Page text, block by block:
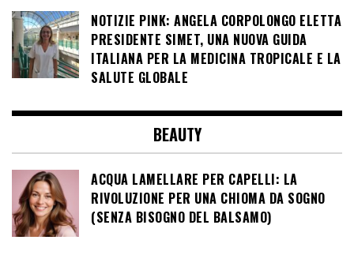
NOTIZIE PINK: ANGELA CORPOLONGO ELETTA
PRESIDENTE SIMET, UNA NUOVA GUIDA
ITALIANA PER LA MEDICINA TROPICALE E LA
SALUTE GLOBALE
BEAUTY
ACQUA LAMELLARE PER CAPELLI: LA
RIVOLUZIONE PER UNA CHIOMA DA SOGNO
(SENZA BISOGNO DEL BALSAMO)